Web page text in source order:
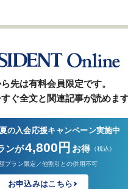
先は有料会員限定です。
ぐ全文と関連記事が読めます
夏の入会応援キャンペーン実施中
ンが4,800円 お得 （税込）
プラン限定／他割引との併用不可
お申込みはこちら